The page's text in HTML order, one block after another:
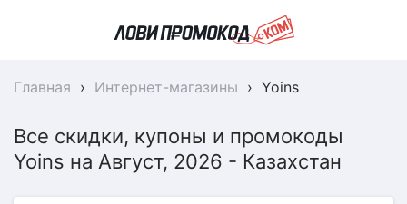
Главная › Интернет-магазины › Yoins
Все скидки, купоны и промокоды
Yoins на Август, 2026 - Казахстан